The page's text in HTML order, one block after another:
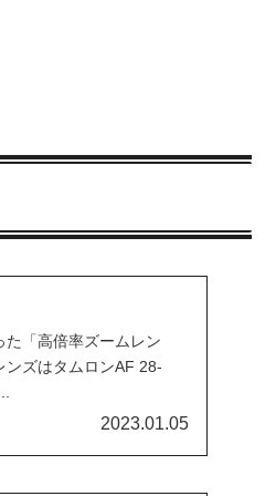
た「高倍率ズームレン
ンズはタムロンAF 28-
2023.01.05